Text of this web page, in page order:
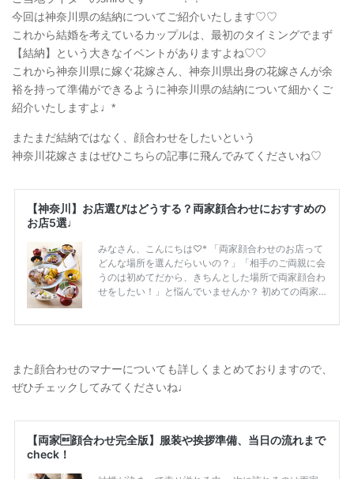
今回は神奈川県の結納についてご紹介いたします♡♡
これから結婚を考えているカップルは、最初のタイミングでまず
【結納】という大きなイベントがありますよね♡♡
これから神奈川県に嫁ぐ花嫁さん、神奈川県出身の花嫁さんが余
裕を持って準備ができるように神奈川県の結納について細かくご
紹介いたしますよ♩*
またまだ結納ではなく、顔合わせをしたいという
神奈川花嫁さまはぜひこちらの記事に飛んでみてくださいね♡
また顔合わせのマナーについても詳しくまとめておりますので、
ぜひチェックしてみてくださいね♩